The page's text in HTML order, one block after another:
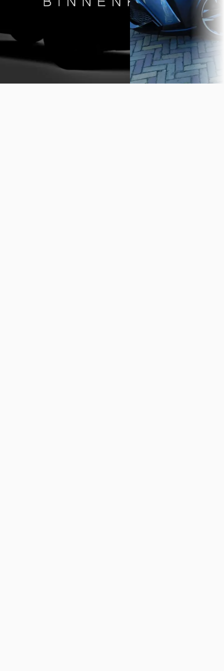
Bekijk aanbieding →
Vergelijk
Autobedrijf Lantinga
Uithuizen 4,7 142)
Bekijk aanbieding →
Vergelijk